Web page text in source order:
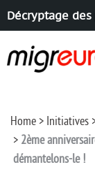
Décryptage
Home Initiatives
2ème
démantelons-le !